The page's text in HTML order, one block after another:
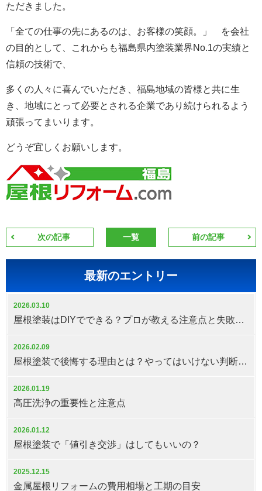
ただきました。
「全ての仕事の先にあるのは、お客様の笑顔。」 を会社
の目的として、これからも福島県内塗装業界No.1の実績と
信頼の技術で、
多くの人々に喜んでいただき、福島地域の皆様と共に生
き、地域にとって必要とされる企業であり続けられるよう
頑張ってまいります。
どうぞ宜しくお願いします。
次の記事 一覧 前の記事
最新のエントリー
2026.03.10
屋根塗装はDIYでできる？プロが教える注意点と失敗しない判断基準
2026.02.09
屋根塗装で後悔する理由とは？やってはいけない判断と対策
2026.01.19
高圧洗浄の重要性と注意点
2026.01.12
屋根塗装で「値引き交渉」はしてもいいの？
2025.12.15
金属屋根リフォームの費用相場と工期の目安